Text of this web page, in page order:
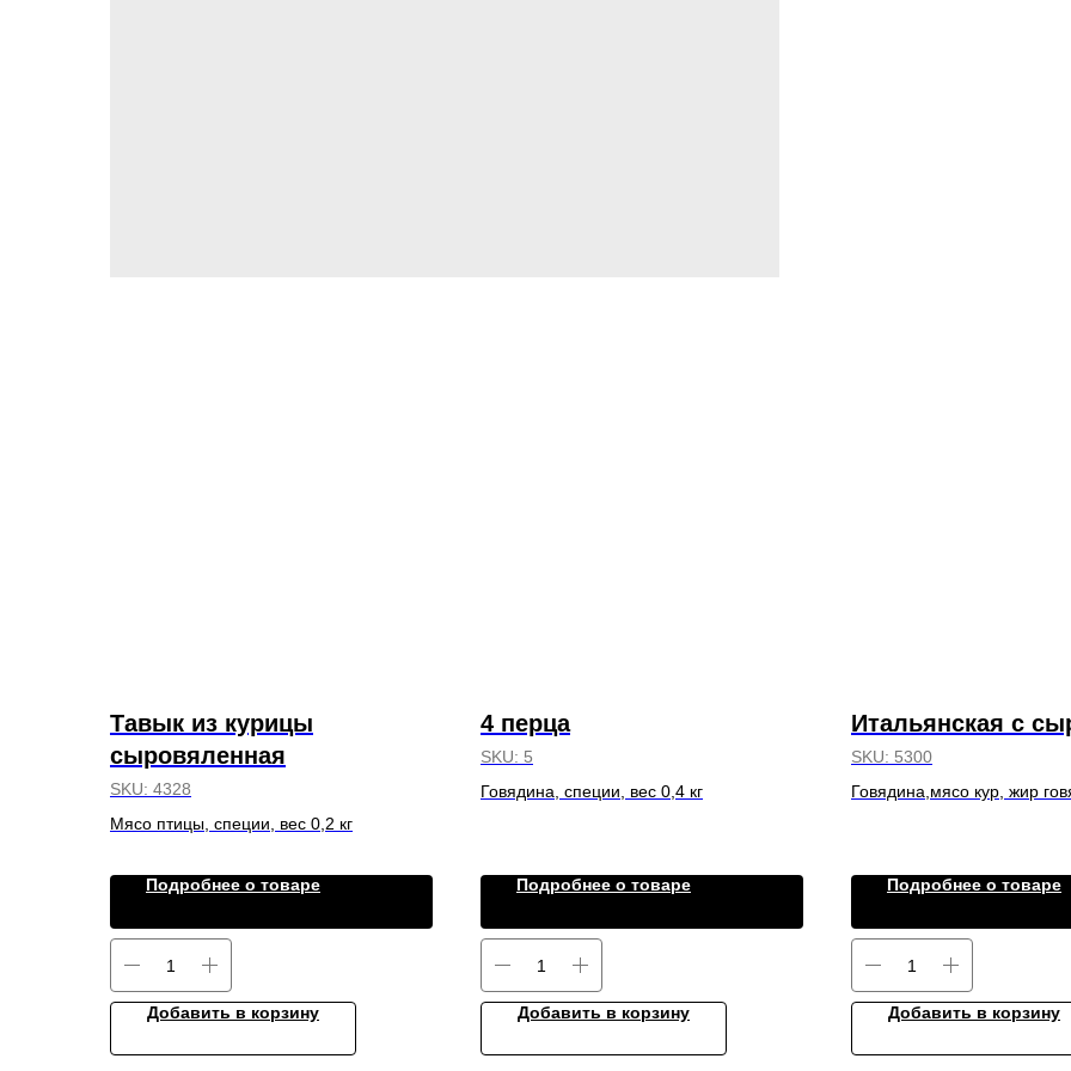
Тавык из курицы
сыровяленная
SKU: 4328
Мясо птицы, специи, вес 0,2 кг
Подробнее о товаре
Добавить в корзину
4 перца
SKU: 5
Говядина, специи, вес 0,4 кг
Подробнее о товаре
Добавить в корзину
Итальянская с
SKU: 5300
Говядина,мясо кур, жир
Подробнее о товаре
Добавить в корзину